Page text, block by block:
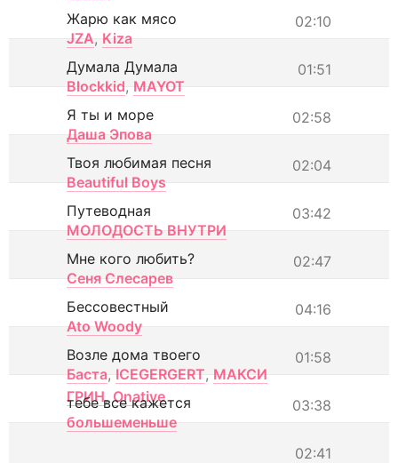
02:10
Жарю как мясо
JZA, Kiza
01:51
Думала Думала
Blockkid, MAYOT
02:58
Я ты и море
Даша Эпова
02:04
Твоя любимая песня
Beautiful Boys
03:42
Путеводная
МОЛОДОСТЬ ВНУТРИ
02:47
Мне кого любить?
Сеня Слесарев
04:16
Бессовестный
Ato Woody
01:58
Возле дома твоего
Баста, ICEGERGERT, МАКСИ
ГРИН, Onative 03:38
тебе все кажется
большеменьше
02:41